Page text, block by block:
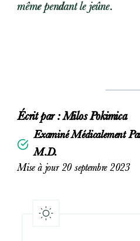
même pendant le jeûne.
Écrit par :Milos Pokimica
Examiné Médicalement
M.D.
Mise à jour 20 septembre 2023